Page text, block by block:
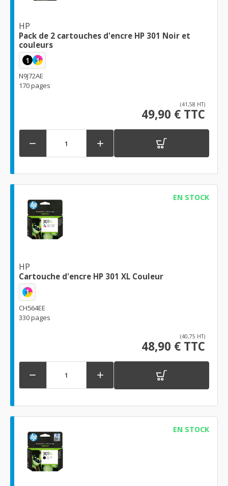
HP
Pack de 2 cartouches d'encre HP 301 Noir et
couleurs
1 1
N9J72AE
170 pages
(41,58 HT)
49,90 € TTC
 
EN STOCK
HP
Cartouche d'encre HP 301 XL Couleur
1
CH564EE
330 pages
(40,75 HT)
48,90 € TTC
 
EN STOCK